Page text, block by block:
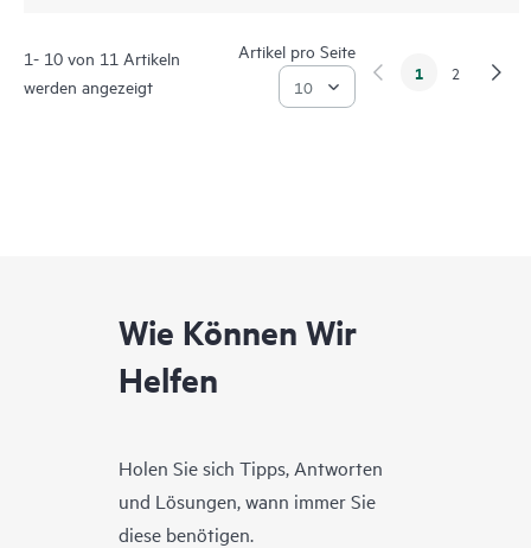
1- 10 von 11 Artikeln
werden angezeigt
Artikel pro Seite
1 2
Wie Können Wir
Helfen
Holen Sie sich Tipps, Antworten
und Lösungen, wann immer Sie
diese benötigen.